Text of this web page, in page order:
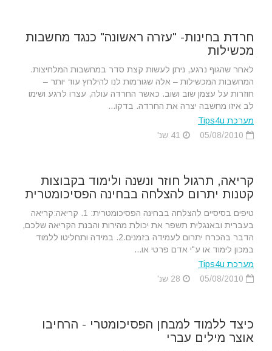
חרדת בחינות- "עזרה ראשונה" כנגד מחשבות
מכשילות
לאחר שהגוף נרגע, ניתן לעשות קצת סדר במחשבות המלחיצות.
המחשבות המכשילות – אלה שגורמות לנו להילחץ עוד יותר –
חוזרות על עצמן שוב ושוב. כאשר החרדה עולה, עצרו לרגע ושימו
לב איזו מחשבה יצרה את החרדה. בדקו...
מערכת Tips4u
קריאה, תרגול חוזר ונשנה ולימוד בקבוצות
קטנות יתרום להצלחה בבחינה הפסיכומטרית
טיפים בסיסיים להצלחה בבחינה הפסיכומטרית: 1. קריאה:קריאה
בעברית ובאנגלית תשפר את יכולת מהירות והבנת הקריאה שלכם,
הדבר בהכרח יתרום לעמידה בזמנים.2. במידה ותחליטו ללמוד
במכון לימוד או ע"י אדם פרטי או...
מערכת Tips4u
כיצד ללמוד למבחן הפסיכומטרי - הרחיבו
אוצר מילים עברי